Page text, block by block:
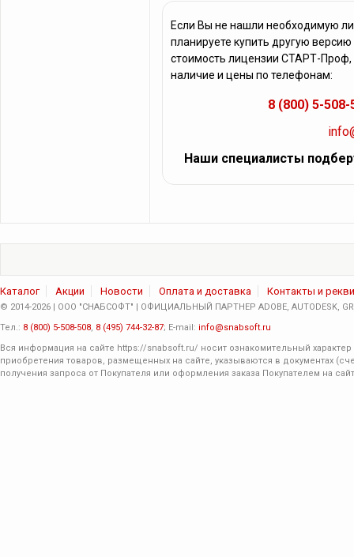
Если Вы не нашли необходимую
планируете купить другую
стоимость лицензии СТАРТ-Проф,
наличие и цены по телефонам:
8 (800) 5-508-
Наши специалисты
Каталог Акции Новости Оплата и доставка Контакты и
© 2014-2026 | ООО "СНАБСОФТ" | ОФИЦИАЛЬНЫЙ ПАРТНЕР ADOBE, AUTODESK,
Тел.: 8 (800) 5-508-508, 8 (495) 744-32-87; E-mail: info@snabsoft.ru
Вся информация на сайте https://snabsoft.ru/ носит ознакомительный
приобретения товаров, размещенных на сайте, указываются в документах
получения запроса от Покупателя или оформления заказа Покупателем на